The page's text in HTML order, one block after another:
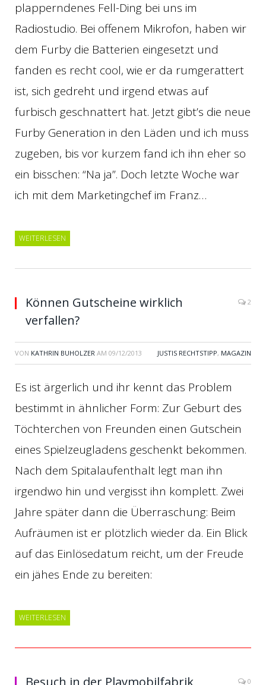
plapperndenes Fell-Ding bei uns im
Radiostudio. Bei offenem Mikrofon, haben wir
dem Furby die Batterien eingesetzt und
fanden es recht cool, wie er da rumgerattert
ist, sich gedreht und irgend etwas auf
furbisch geschnattert hat. Jetzt gibt’s die neue
Furby Generation in den Läden und ich muss
zugeben, bis vor kurzem fand ich ihn eher so
ein bisschen: “Na ja”. Doch letzte Woche war
ich mit dem Marketingchef im Franz…
WEITERLESEN
Können Gutscheine wirklich
verfallen?
2
VON KATHRIN BUHOLZER AM 09/12/2013 JUSTIS RECHTSTIPP, MAGAZIN
Es ist ärgerlich und ihr kennt das Problem
bestimmt in ähnlicher Form: Zur Geburt des
Töchterchen von Freunden einen Gutschein
eines Spielzeugladens geschenkt bekommen.
Nach dem Spitalaufenthalt legt man ihn
irgendwo hin und vergisst ihn komplett. Zwei
Jahre später dann die Überraschung: Beim
Aufräumen ist er plötzlich wieder da. Ein Blick
auf das Einlösedatum reicht, um der Freude
ein jähes Ende zu bereiten:
WEITERLESEN
0